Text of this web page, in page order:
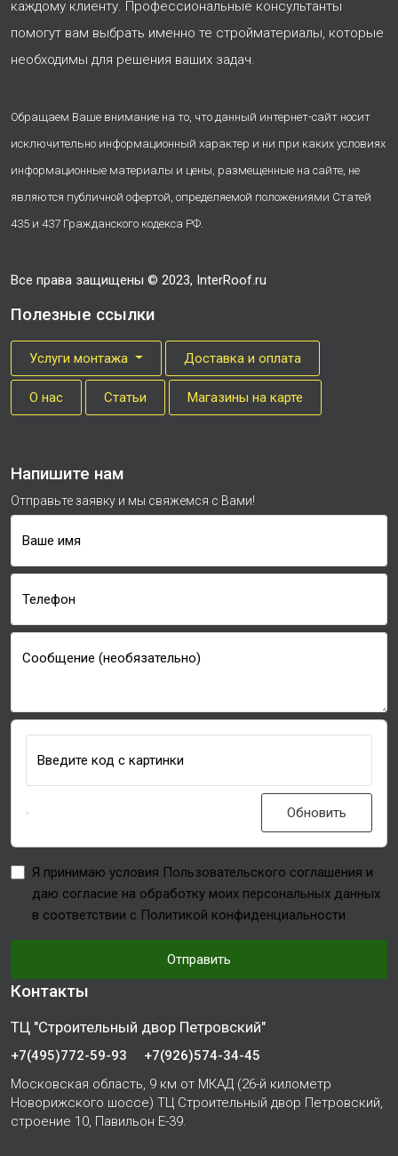
каждому клиенту. Профессиональные консультанты
помогут вам выбрать именно те стройматериалы, которые
необходимы для решения ваших задач.
Обращаем Ваше внимание на то, что данный интернет-сайт носит
исключительно информационный характер и ни при каких условиях
информационные материалы и цены, размещенные на сайте, не
являются публичной офертой, определяемой положениями Статей
435 и 437 Гражданского кодекса РФ.
Все права защищены © 2023, InterRoof.ru
Полезные ссылки
Услуги монтажа Доставка и оплата
О нас Cтатьи Магазины на карте
Напишите нам
Отправьте заявку и мы свяжемся с Вами!
Ваше имя
Телефон
Сообщение (необязательно)
Введите код с картинки
Обновить
Я принимаю условия Пользовательского соглашения и
даю согласие на обработку моих персональных данных
в соответствии с Политикой конфиденциальности
Отправить
Контакты
ТЦ "Строительный двор Петровский"
+7(495)772-59-93
+7(926)574-34-45
Московская область, 9 км от МКАД (26-й километр
Новорижского шоссе) ТЦ Строительный двор Петровский,
строение 10, Павильон Е-39.